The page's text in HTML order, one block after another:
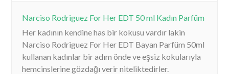
Narciso Rodriguez For Her EDT 50 ml Kadın Parfüm
Her kadının kendine has bir kokusu vardır lakin
Narciso Rodriguez For Her EDT Bayan Parfüm 50ml
kullanan kadınlar bir adım önde ve eşsiz kokularıyla
hemcinslerine gözdağı verir niteliktedirler.